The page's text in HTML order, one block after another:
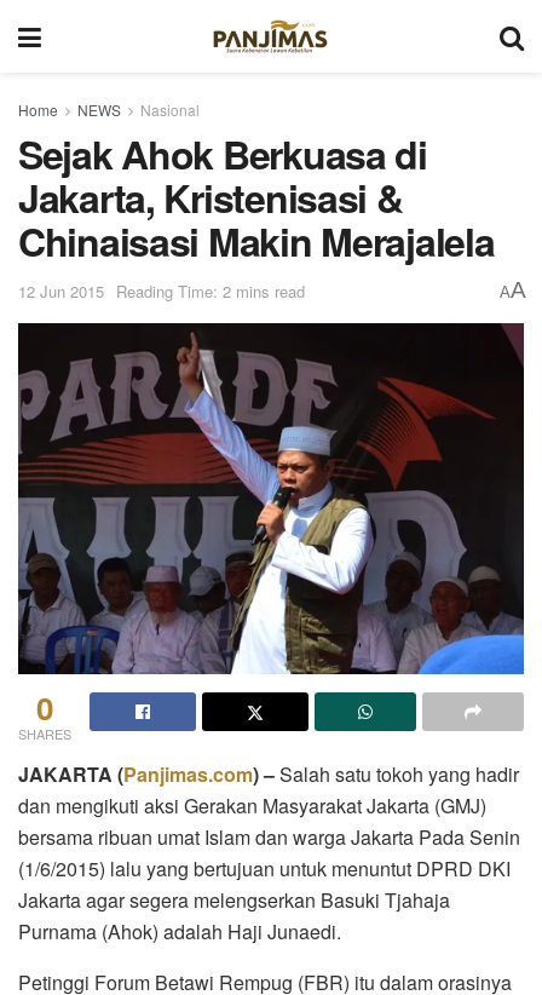
Home NEWS Nasional
Sejak Ahok Berkuasa di
Jakarta, Kristenisasi &
Chinaisasi Makin Merajalela
12 Jun 2015 Reading Time: 2 mins read AA
0
SHARES
JAKARTA (Panjimas.com) –Salah satu tokoh yang hadir
dan mengikuti aksi Gerakan Masyarakat Jakarta (GMJ)
bersama ribuan umat Islam dan warga Jakarta Pada Senin
(1/6/2015) lalu yang bertujuan untuk menuntut DPRD DKI
Jakarta agar segera melengserkan Basuki Tjahaja
Purnama (Ahok) adalah Haji Junaedi.
Petinggi Forum Betawi Rempug (FBR) itu dalam orasinya